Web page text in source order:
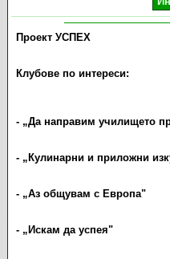
Проект УСПЕХ
Клубове по интереси:
- „Да направим училището
- „ Кулинарни и приложни
- „Аз общувам с Европа"
- „ Искам да успея"